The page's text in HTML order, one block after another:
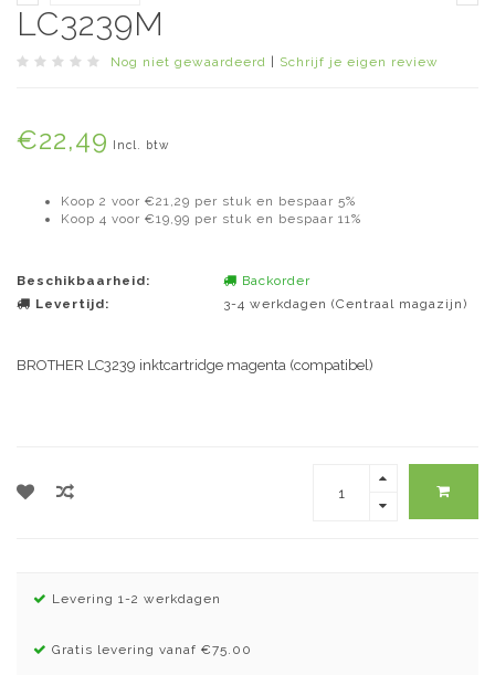
LC3239M
Nog niet gewaardeerd Schrijf je eigen review
€22,49 Incl. btw
Koop 2 voor €21,29 per stuk en bespaar 5%
Koop 4 voor €19,99 per stuk en bespaar 11%
Beschikbaarheid:
Backorder
Levertijd:
3-4 werkdagen (Centraal magazijn)
BROTHER LC3239 inktcartridge magenta (compatibel)
Levering 1-2 werkdagen
Gratis levering vanaf €75.00